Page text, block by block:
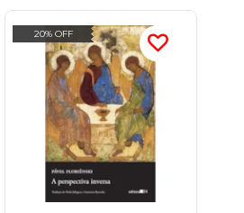
20% OFF